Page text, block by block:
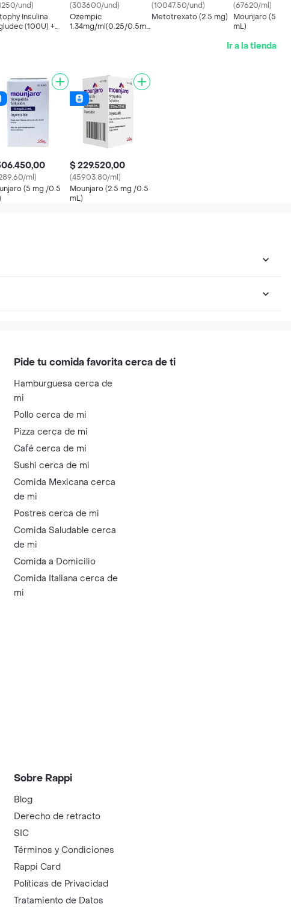
und)
Insulina
(100U) +
(303600/und)
Ozempic
1.34mg/ml(0.25/0.5mg/d)solución
(10047.50/und)
Metotrexato (2.5 mg)
(67620/ml)
Mounjaro (5
mL)
Ir a la tienda
ml)
(5 mg /0.5
$ 229.520,00
(45903.80/ml)
Mounjaro (2.5 mg /0.5
mL)
Pide tu comida favorita cerca de ti
Hamburguesa cerca de
mi
Pollo cerca de mi
Pizza cerca de mi
Café cerca de mi
Sushi cerca de mi
Comida Mexicana cerca
de mi
Postres cerca de mi
Comida Saludable cerca
de mi
Comida a Domicilio
Comida Italiana cerca de
mi
Sobre Rappi
Blog
Derecho de retracto
SIC
Términos y Condiciones
Rappi Card
Políticas de Privacidad
Tratamiento de Datos